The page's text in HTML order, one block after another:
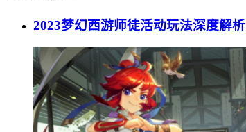
2023梦幻西游师徒活动玩法深度解析